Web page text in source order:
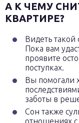
А К ЧЕМУ
КВАРТИРЕ?
Видеть
Пока вам
проявите
поступках.
Вы помогали
заботы в
Сон также
отношениях с